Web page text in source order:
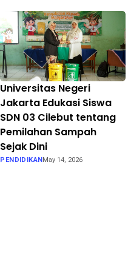
Universitas Negeri
Jakarta Edukasi Siswa
SDN 03 Cilebut tentang
Pemilahan Sampah
Sejak Dini
PENDIDIKAN May 14, 2026